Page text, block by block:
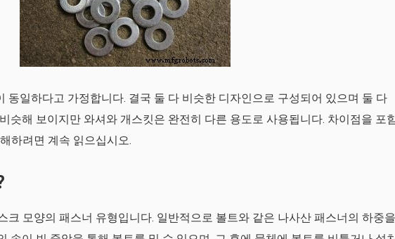
동일하다고 가정합니다. 결국 둘 다 비슷한 디자인으로 구성되어 있으며 둘 다
슷해 보이지만 와셔와 개스킷은 완전히 다른 용도로 사용됩니다. 차이점을 포
하려면 계속 읽으십시오.
크 모양의 패스너 유형입니다. 일반적으로 볼트와 같은 나사산 패스너의 하중을